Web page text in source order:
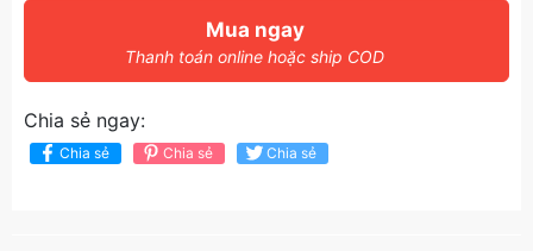
Mua ngay
Thanh toán online hoặc ship COD
Chia sẻ ngay:
Chia sẻ Chia sẻ Chia sẻ